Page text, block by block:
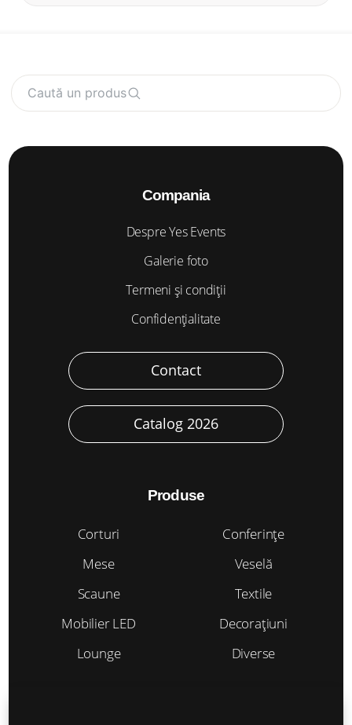
Caută un produs
Compania
Despre Yes Events
Galerie foto
Termeni și condiții
Confidențialitate
Contact
Catalog 2026
Produse
Corturi
Mese
Scaune
Mobilier LED
Lounge
Conferințe
Veselă
Textile
Decorațiuni
Diverse